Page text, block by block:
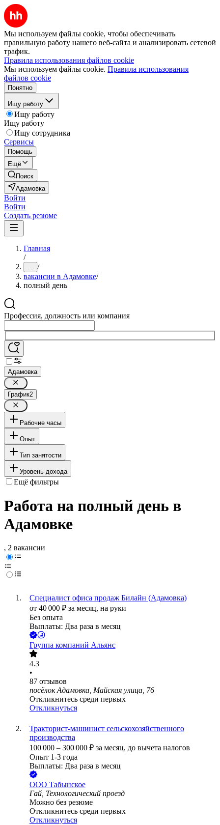
Мы используем файлы cookie, чтобы обеспечивать
правильную работу нашего веб-сайта и анализировать сетевой
трафик.
Правила использования файлов cookie
Мы используем файлы cookie. Правила использования
файлов cookie
Понятно
Ищу работу
Ищу работу
Ищу работу
Ищу сотрудника
Сервисы
Помощь
Ещё
Поиск
Адамовка
Войти
Войти
Создать резюме
Главная
/
... /
вакансии в Адамовке/
полный день
Профессия, должность или компания
Адамовка
График2
Рабочие часы
Опыт
Тип занятости
Уровень дохода
Ещё фильтры
Работа на полный день в
Адамовке
, 2 вакансии
Специалист офиса продаж Билайн (Адамовка)
от 40 000 ₽ за месяц, на руки
Без опыта
Выплаты: Два раза в месяц
Группа компаний Альянс
4.3
•
87 отзывов
посёлок Адамовка, Майская улица, 76
Откликнитесь среди первых
Откликнуться
Тракторист-машинист сельскохозяйственного
производства
100 000 – 300 000 ₽ за месяц, до вычета налогов
Опыт 1-3 года
Выплаты: Два раза в месяц
ООО Табынское
Гай, Технологический проезд
Можно без резюме
Откликнитесь среди первых
Откликнуться